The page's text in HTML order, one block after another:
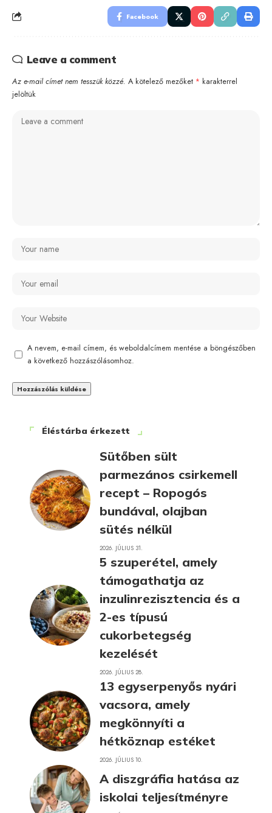
Facebook
Leave a comment
Az e-mail címet nem tesszük közzé. A kötelező mezőket * karakterrel
jelöltük
A nevem, e-mail címem, és weboldalcímem mentése a böngészőben
a következő hozzászólásomhoz.
Éléstárba érkezett
Sütőben sült
parmezános csirkemell
recept – Ropogós
bundával, olajban
sütés nélkül
2026. JÚLIUS 31.
5 szuperétel, amely
támogathatja az
inzulinrezisztencia és a
2-es típusú
cukorbetegség
kezelését
2026. JÚLIUS 28.
13 egyserpenyős nyári
vacsora, amely
megkönnyíti a
hétköznap estéket
2026. JÚLIUS 10.
A diszgráfia hatása az
iskolai teljesítményre